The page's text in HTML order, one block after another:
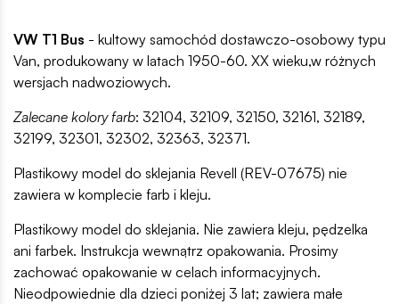
VW T1 Bus - kultowy samochód dostawczo-osobowy typu
Van, produkowany w latach 1950-60. XX wieku,w różnych
wersjach nadwoziowych.
Zalecane kolory farb: 32104, 32109, 32150, 32161, 32189,
32199, 32301, 32302, 32363, 32371.
Plastikowy model do sklejania Revell (REV-07675) nie
zawiera w komplecie farb i kleju.
Plastikowy model do sklejania. Nie zawiera kleju, pędzelka
ani farbek. Instrukcja wewnątrz opakowania. Prosimy
zachować opakowanie w celach informacyjnych.
Nieodpowiednie dla dzieci poniżej 3 lat; zawiera małe